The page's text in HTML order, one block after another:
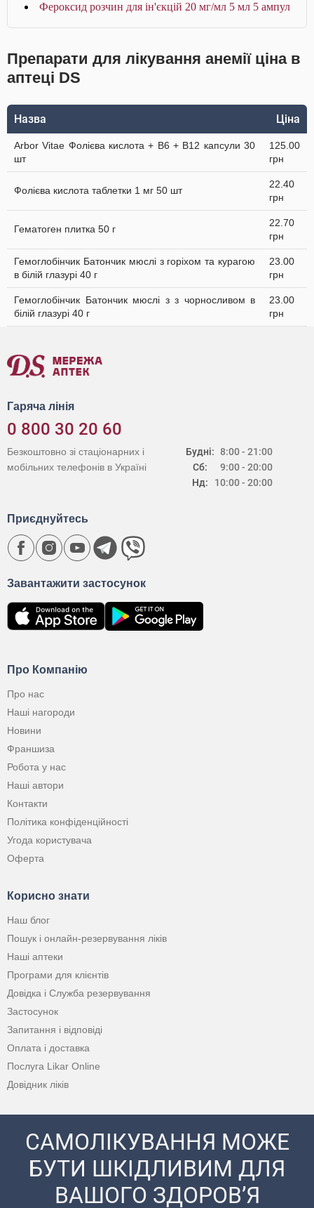
Фероксид розчин для ін'єкцій 20 мг/мл 5 мл 5 ампул
Препарати для лікування анемії ціна в
аптеці DS
Назва Ціна
Arbor Vitae Фолієва кислота + В6 + В12 капсули 30
шт
125.00
грн
Фолієва кислота таблетки 1 мг 50 шт
22.40
грн
Гематоген плитка 50 г
22.70
грн
Гемоглобінчик Батончик мюслі з горіхом та курагою
в білій глазурі 40 г
23.00
грн
Гемоглобінчик Батончик мюслі з з чорносливом в
білій глазурі 40 г
23.00
грн
Гаряча лінія
0 800 30 20 60
Будні:
Сб:
Нд:
8:00 - 21:00
9:00 - 20:00
10:00 - 20:00
Безкоштовно зі стаціонарних і
мобільних телефонів в Україні
Про Компанію
Про нас
Наші нагороди
Новини
Франшиза
Робота у нас
Наші автори
Контакти
Політика конфіденційності
Угода користувача
Оферта
Корисно знати
Наш блог
Пошук і онлайн-резервування ліків
Наші аптеки
Програми для клієнтів
Довідка і Служба резервування
Застосунок
Запитання і відповіді
Оплата і доставка
Послуга Likar Online
Довідник ліків
Завантажити застосунок
Приєднуйтесь
САМОЛІКУВАННЯ МОЖЕ
БУТИ ШКІДЛИВИМ ДЛЯ
ВАШОГО ЗДОРОВ’Я